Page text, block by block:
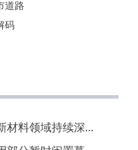
道路
码
材料领域持续深...